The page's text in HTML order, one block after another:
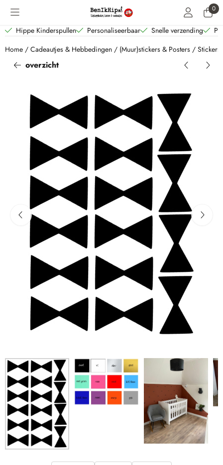
Cookievoorkeuren zijn beschikbaar. Kies instellingen of sta alle 0
Hippe Kinderspullen Personaliseerbaar Snelle verzending
Home / Cadeautjes & Hebbedingen / (Muur)stickers & Posters / Stickers
overzicht